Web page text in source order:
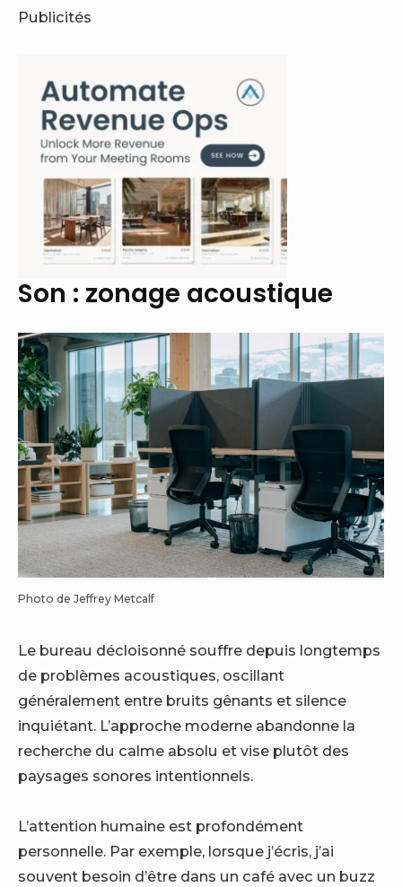
Publicités
Son : zonage acoustique
Photo de Jeffrey Metcalf
Le bureau décloisonné souffre depuis longtemps
de problèmes acoustiques, oscillant
généralement entre bruits gênants et silence
inquiétant. L’approche moderne abandonne la
recherche du calme absolu et vise plutôt des
paysages sonores intentionnels.
L’attention humaine est profondément
personnelle. Par exemple, lorsque j’écris, j’ai
souvent besoin d’être dans un café avec un buzz